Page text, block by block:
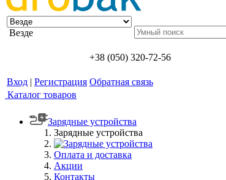
Везде
+38 (050) 320-72-56
Вход | Регистрация Обратная связь
Каталог товаров
Зарядные устройства
Зарядные устройства
Оплата и доставка
Акции
Контакты